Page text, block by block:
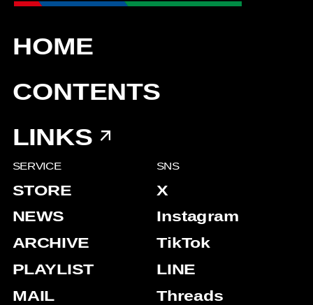
HOME
CONTENTS
LINKS
SERVICE
STORE
NEWS
ARCHIVE
PLAYLIST
MAIL
SNS
X
Instagram
TikTok
LINE
Threads